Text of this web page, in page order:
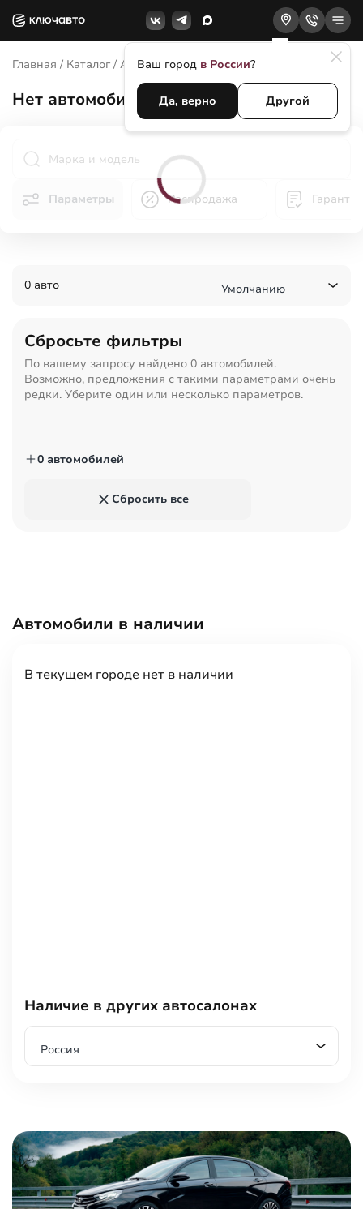
Ваш город в России?
Да, верно Другой
Главная / Каталог / Автомобили/ LADA (ВАЗ)
Нет автомобилей LADA (ВАЗ) вСочи
Параметры Распродажа Гарантия
0 авто Умолчанию
Сбросьте фильтры
По вашему запросу найдено 0 автомобилей.
Возможно, предложения с такими параметрами очень
редки. Уберите один или несколько параметров.
0 автомобилей
Сбросить все
Автомобили в наличии
В текущем городе нет в наличии
Наличие в других автосалонах
Россия